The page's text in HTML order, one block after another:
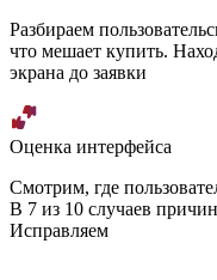
Разбираем
что мешает купить.
экрана до заявки
Оценка интерфейса
Смотрим, где
В 7 из 10 случаев
Исправляем